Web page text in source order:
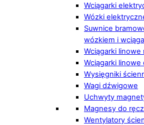
Wciągarki
Wózki
Suwnice
wózkiem i
Wciągarki linowe
Wciągarki
Wysięgniki
Wagi dźwigowe
Uchwyty
Magnesy do
Wentylatory